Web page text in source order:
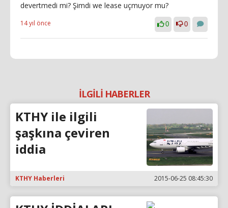
devertmedi mi? Şimdi we lease uçmuyor mu?
14 yıl önce 0 0
İLGİLİ HABERLER
KTHY ile ilgili
şaşkına çeviren
iddia
KTHY Haberleri 2015-06-25 08:45:30